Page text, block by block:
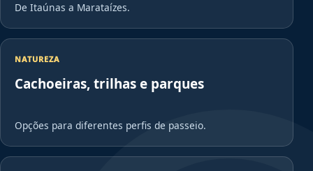
De Itaúnas a Marataízes.
NATUREZA
Cachoeiras, trilhas e parques
Opções para diferentes perfis de passeio.